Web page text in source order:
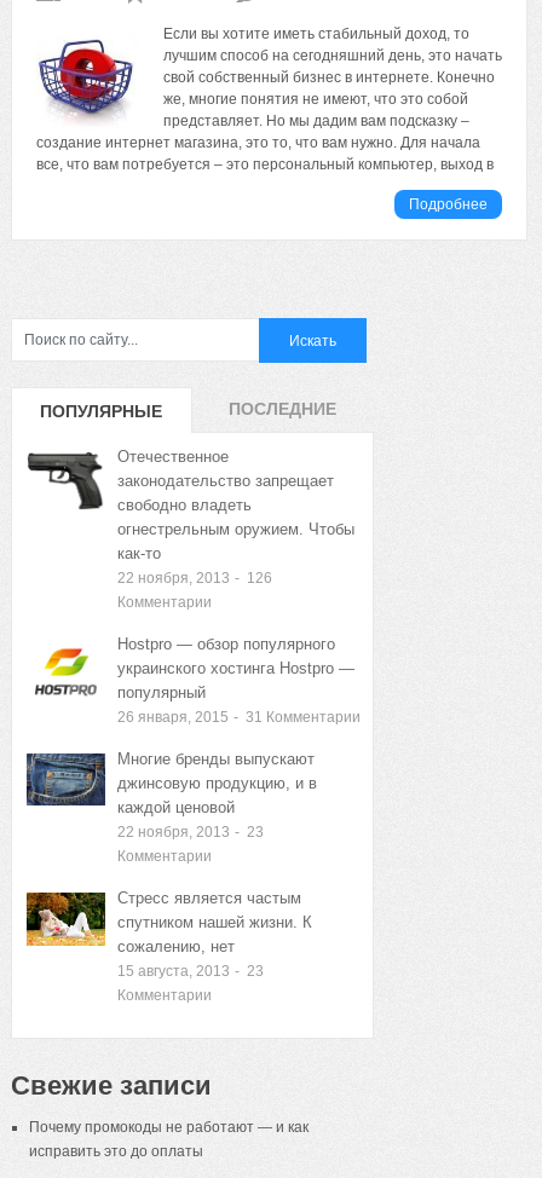
Если вы хотите иметь стабильный доход, то
лучшим способ на сегодняшний день, это начать
свой собственный бизнес в интернете. Конечно
же, многие понятия не имеют, что это собой
представляет. Но мы дадим вам подсказку –
создание интернет магазина, это то, что вам нужно. Для начала
все, что вам потребуется – это персональный компьютер, выход в
Подробнее
ПОПУЛЯРНЫЕ
ЗАПИСИ
ПОСЛЕДНИЕ
Отечественное
законодательство запрещает
свободно владеть
огнестрельным оружием. Чтобы
как-то
22 ноября, 2013 - 126
Комментарии
Hostpro — обзор популярного
украинского хостинга Hostpro —
популярный
26 января, 2015 - 31 Комментарии
Многие бренды выпускают
джинсовую продукцию, и в
каждой ценовой
22 ноября, 2013 - 23
Комментарии
Стресс является частым
спутником нашей жизни. К
сожалению, нет
15 августа, 2013 - 23
Комментарии
Свежие записи
Почему промокоды не работают — и как
исправить это до оплаты